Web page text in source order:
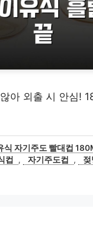
아 외출 시 안심!
식 자기주도 빨대컵
컵 , 자기주도컵 , 젖